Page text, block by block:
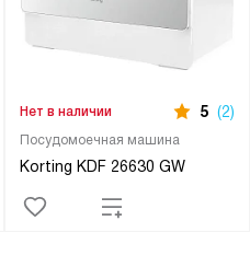
Посудомоечная машина
Korting KDF 26630 GW
Нет в наличии 5 (2)